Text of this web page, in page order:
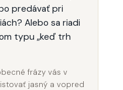
predávať pri
Alebo sa riadi
typu „keď trh
frázy vás v
jasný a vopred